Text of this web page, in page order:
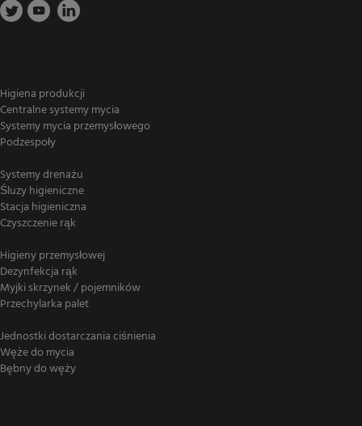
Higiena produkcji
Centralne systemy mycia
Systemy mycia przemysłowego
Podzespoły
Systemy drenażu
Śluzy higieniczne
Stacja higieniczna
Czyszczenie rąk
Higieny przemysłowej
Dezynfekcja rąk
Myjki skrzynek / pojemników
Przechylarka palet
Jednostki dostarczania ciśnienia
Węże do mycia
Bębny do węży